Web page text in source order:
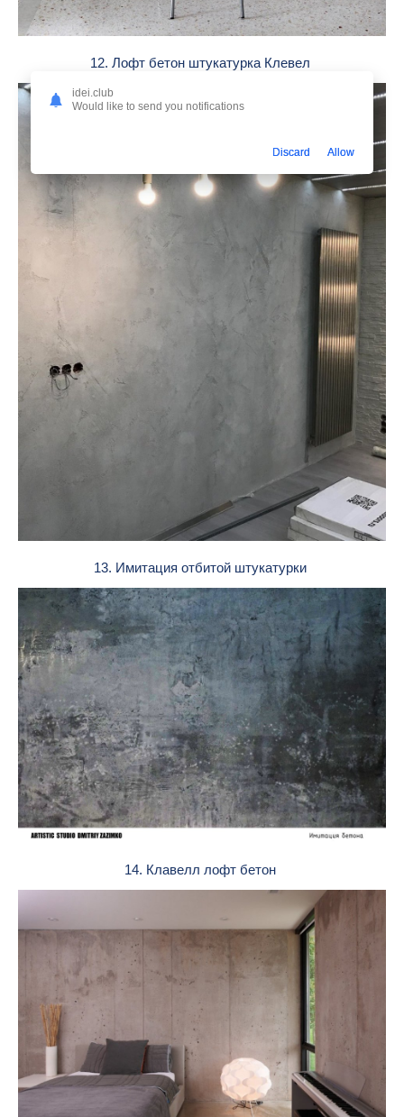
12. Лофт бетон штукатурка Клевел
13. Имитация отбитой штукатурки
14. Клавелл лофт бетон
idei.club
Would like to send you notifications
Discard Allow